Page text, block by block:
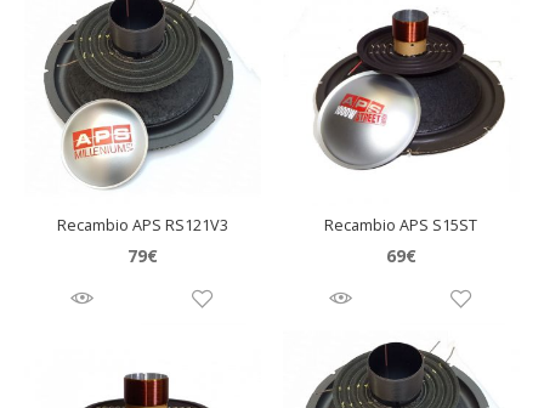
Recambio APS RS121V3
79€
Recambio APS S15ST
69€